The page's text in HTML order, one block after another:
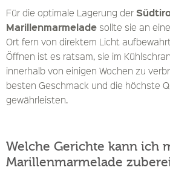
Für die optimale Lagerung der
Marillenmarmelade sollte sie an
Ort fern von direktem Licht
Öffnen ist es ratsam, sie im
innerhalb von einigen Wochen zu
besten Geschmack und die höchste
gewährleisten.
Welche Gerichte kann ich
Marillenmarmelade